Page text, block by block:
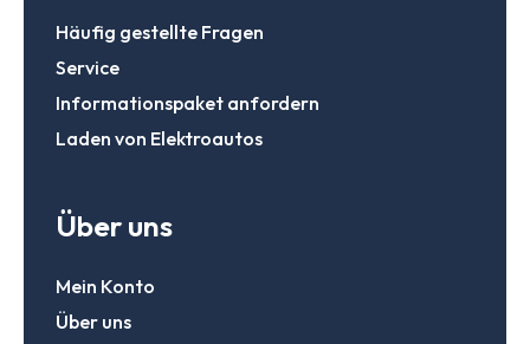
Häufig gestellte Fragen
Service
Informationspaket anfordern
Laden von Elektroautos
Über uns
Mein Konto
Über uns